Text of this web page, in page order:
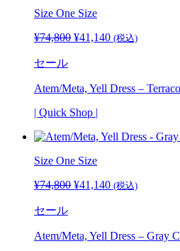
た。
Size One Size
¥74,800 元
は
¥74,800
し
た。
¥41,140現
価
格
で
(税込)
セール
Atem/Meta, Yell Dress –
| Quick Shop |
Size One Size
¥74,800 元
は
¥41,140現
価
格
(税込)
セール
Atem/Meta, Yell Dress – Gray